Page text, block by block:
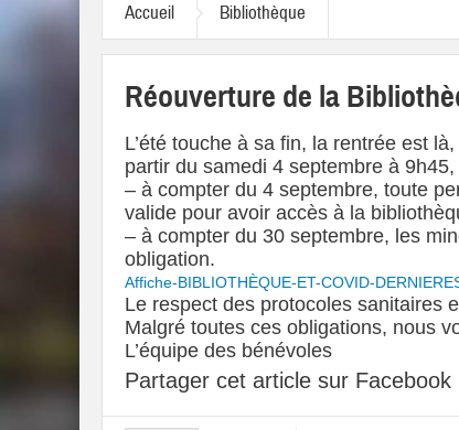
Accueil
Bibliothèque
Réouverture de la
L’été touche à sa fin, la rentrée est
partir du samedi 4 septembre à
– à compter du 4 septembre, toute
valide pour avoir accès à la
– à compter du 30 septembre, les
obligation.
Affiche-BIBLIOTHÈQUE-ET-COVID-
Le respect des protocoles sanitaires
Malgré toutes ces obligations, nous
L’équipe des bénévoles
Partager cet article sur Facebook